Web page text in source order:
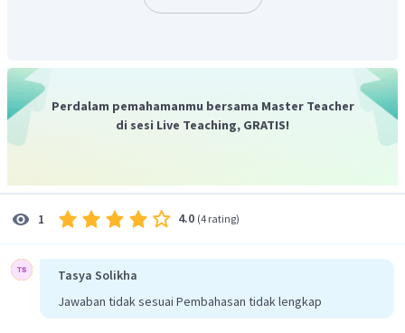
Perdalam pemahamanmu bersama Master Teacher
di sesi Live Teaching, GRATIS!
1 4.0 (4 rating)
Tasya Solikha
Jawaban tidak sesuai Pembahasan tidak lengkap